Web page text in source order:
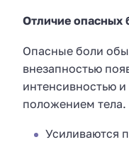
Отличие опасных
Опасные боли
внезапностью
интенсивностью
положением
Усиливаются